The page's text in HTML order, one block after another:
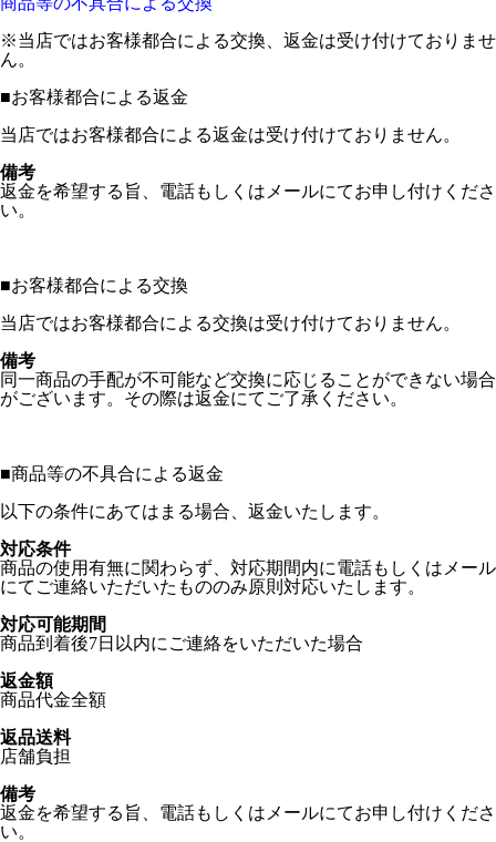
※当店ではお客様都合による交換、返金は受け付けておりませ
ん。
■お客様都合による返金
当店ではお客様都合による返金は受け付けておりません。
備考
返金を希望する旨、電話もしくはメールにてお申し付けくださ
い。
■お客様都合による交換
当店ではお客様都合による交換は受け付けておりません。
備考
同一商品の手配が不可能など交換に応じることができない場合
がございます。その際は返金にてご了承ください。
■商品等の不具合による返金
以下の条件にあてはまる場合、返金いたします。
対応条件
商品の使用有無に関わらず、対応期間内に電話もしくはメール
にてご連絡いただいたもののみ原則対応いたします。
対応可能期間
商品到着後7日以内にご連絡をいただいた場合
返金額
商品代金全額
返品送料
店舗負担
備考
返金を希望する旨、電話もしくはメールにてお申し付けくださ
い。